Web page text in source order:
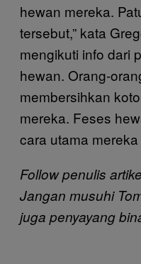
hewan mereka.
tersebut,” kata
mengikuti info dari
hewan. Orang-
membersihkan
mereka. Feses
cara utama
Follow penulis
Jangan musuhi
juga penyayang